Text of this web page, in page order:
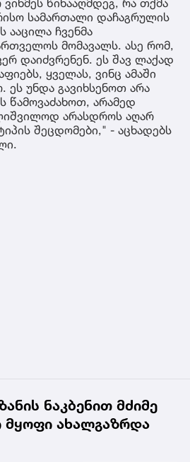
სამართალი დაჩაგრულის
ააცილა ჩვენმა
მომავალს. ასე რომ,
დაიძვრენენ. ეს შავ ლაქად
ყველას, ვინც ამაში
ეს უნდა გავიხსენოთ არა
წამოვაძახოთ, არამედ
არასდროს აღარ
შეცდომები," - აცხადებს
ნაკბენით მძიმე
მყოფი ახალგაზრდა